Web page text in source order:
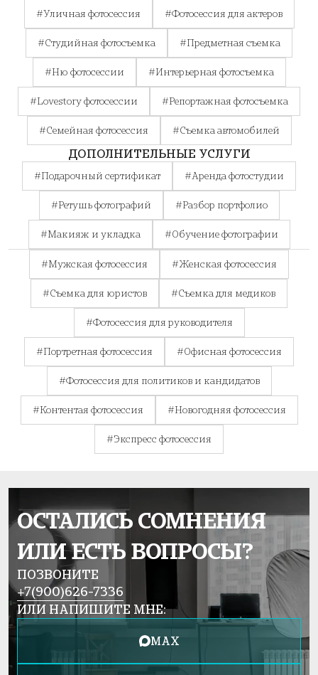
#Уличная фотосессия
#Фотосессия для актеров
#Студийная фотосъемка #Предметная съемка
#Ню фотосессии #Интерьерная фотосъемка
#Lovestory фотосессии #Репортажная фотосъемка
#Семейная фотосессия #Съемка автомобилей
ДОПОЛНИТЕЛЬНЫЕ УСЛУГИ
#Подарочный сертификат #Аренда фотостудии
#Ретушь фотографий #Разбор портфолио
#Макияж и укладка #Обучение фотографии
#Мужская фотосессия #Женская фотосессия
#Съемка для юристов #Съемка для медиков
#Фотосессия для руководителя
#Портретная фотосессия #Офисная фотосессия
#Фотосессия для политиков и кандидатов
#Контентая фотосессия #Новогодняя фотосессия
#Экспресс фотосессия
ОСТАЛИСЬ СОМНЕНИЯ
ИЛИ ЕСТЬ ВОПРОСЫ?
ПОЗВОНИТЕ
+7(900)626-7336
ИЛИ НАПИШИТЕ МНЕ:
MAX